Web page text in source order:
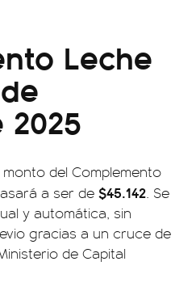
Leche
monto del Complemento
a ser de $45.142. Se
y automática, sin
gracias a un cruce de
de Capital